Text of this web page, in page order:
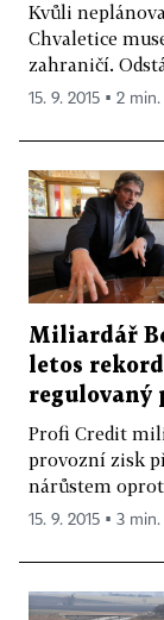
Kvůli
Chvaletice
zahraničí.
15. 9. 2015 ▪ 2
Miliardář
letos
regulovaný
Profi Credit
provozní zisk
nárůstem
15. 9. 2015 ▪ 3